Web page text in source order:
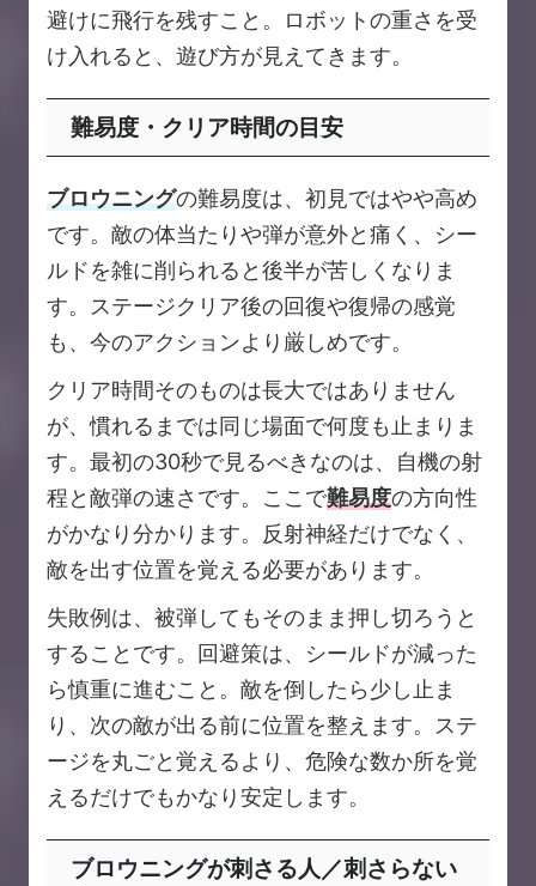
避けに飛行を残すこと。ロボットの重さを受
け入れると、遊び方が見えてきます。
難易度・クリア時間の目安
ブロウニングの難易度は、初見ではやや高め
です。敵の体当たりや弾が意外と痛く、シー
ルドを雑に削られると後半が苦しくなりま
す。ステージクリア後の回復や復帰の感覚
も、今のアクションより厳しめです。
クリア時間そのものは長大ではありません
が、慣れるまでは同じ場面で何度も止まりま
す。最初の30秒で見るべきなのは、自機の射
程と敵弾の速さです。ここで難易度の方向性
がかなり分かります。反射神経だけでなく、
敵を出す位置を覚える必要があります。
失敗例は、被弾してもそのまま押し切ろうと
することです。回避策は、シールドが減った
ら慎重に進むこと。敵を倒したら少し止ま
り、次の敵が出る前に位置を整えます。ステ
ージを丸ごと覚えるより、危険な数か所を覚
えるだけでもかなり安定します。
ブロウニングが刺さる人／刺さらない